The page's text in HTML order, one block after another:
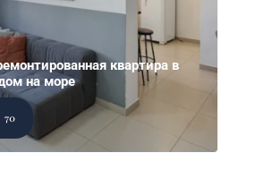
квартира в
на море
70